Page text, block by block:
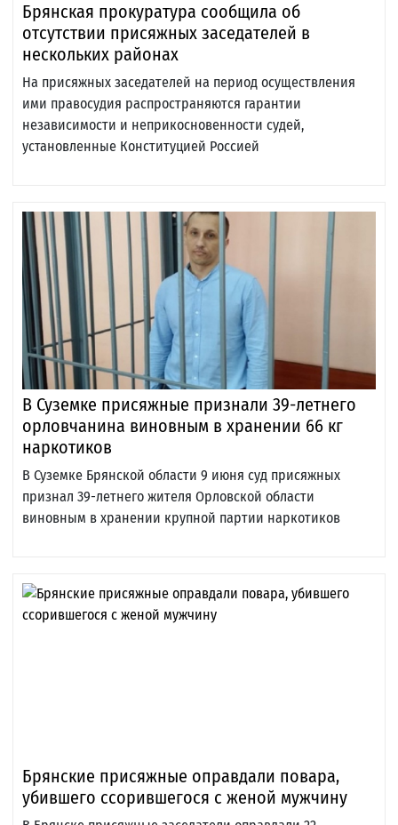
Брянская прокуратура сообщила об
отсутствии присяжных заседателей в
нескольких районах
На присяжных заседателей на период осуществления
ими правосудия распространяются гарантии
независимости и неприкосновенности судей,
установленные Конституцией Россией
В Суземке присяжные признали 39-летнего
орловчанина виновным в хранении 66 кг
наркотиков
В Суземке Брянской области 9 июня суд присяжных
признал 39-летнего жителя Орловской области
виновным в хранении крупной партии наркотиков
Брянские присяжные оправдали повара,
убившего ссорившегося с женой мужчину